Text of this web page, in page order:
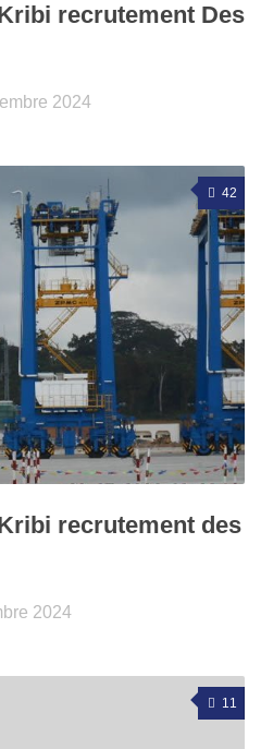
recrutement Des
2024
42
recrutement des
2024
11